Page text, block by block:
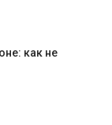
как не